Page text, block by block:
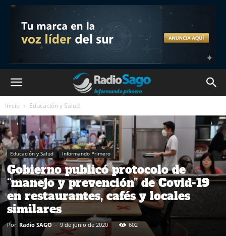
Inicio Educación y Salud
Educación y Salud Informando Primero
Gobierno publicó protocolo de
“manejo y prevención” de Covid-19
en restaurantes, cafés y locales
similares
Por Radio SAGO - 9 de junio de 2020 602